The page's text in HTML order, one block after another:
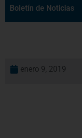
Boletín de Noticias
enero 9, 2019